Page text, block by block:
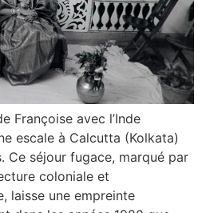
avec l’Inde
escale à Calcutta (Kolkata)
Ce séjour fugace, marqué par
coloniale et
laisse une empreinte